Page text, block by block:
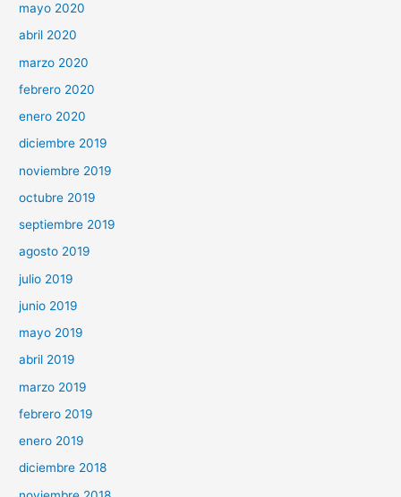
mayo 2020
abril 2020
marzo 2020
febrero 2020
enero 2020
diciembre 2019
noviembre 2019
octubre 2019
septiembre 2019
agosto 2019
julio 2019
junio 2019
mayo 2019
abril 2019
marzo 2019
febrero 2019
enero 2019
diciembre 2018